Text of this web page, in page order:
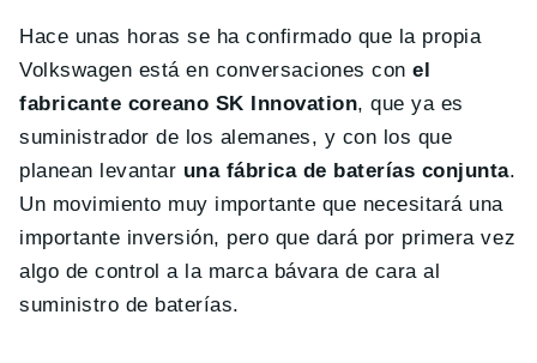
Hace unas horas se ha confirmado que la propia
Volkswagen está en conversaciones con el
fabricante coreano SK Innovation, que ya es
suministrador de los alemanes, y con los que
planean levantar una fábrica de baterías conjunta.
Un movimiento muy importante que necesitará una
importante inversión, pero que dará por primera vez
algo de control a la marca bávara de cara al
suministro de baterías.